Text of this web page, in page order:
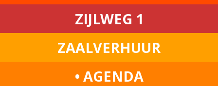
ZIJLWEG 1
ZAALVERHUUR
• AGENDA